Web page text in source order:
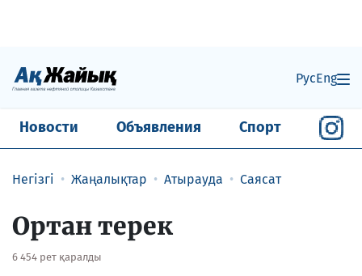
РусEng
Новости Объявления Спорт
Негізгі Жаңалықтар Атырауда Саясат
Ортан терек
6 454 рет қаралды